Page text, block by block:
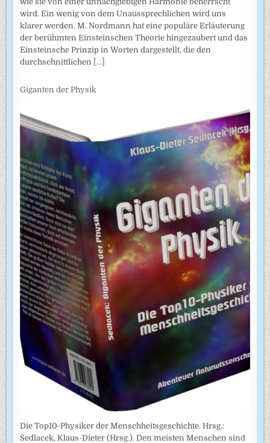
wird. Ein wenig von dem Unaussprechlichen wird uns
klarer werden. M. Nordmann hat eine populäre Erläuterung
der berühmten Einsteinschen Theorie hingezaubert und das
Einsteinsche Prinzip in Worten dargestellt, die den
durchschnittlichen [...]
Giganten der Physik
Die Top10-Physiker der Menschheitsgeschichte. Hrsg.:
Sedlacek, Klaus-Dieter (Hrsg.). Den meisten Menschen sind